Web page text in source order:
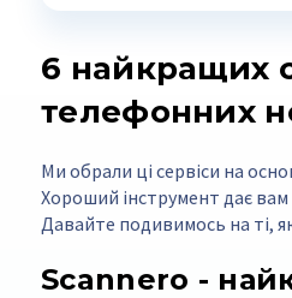
6 найкращих
телефонних
Ми обрали ці сервіси на
Хороший інструмент дає
Давайте подивимось на ті,
Scannero -